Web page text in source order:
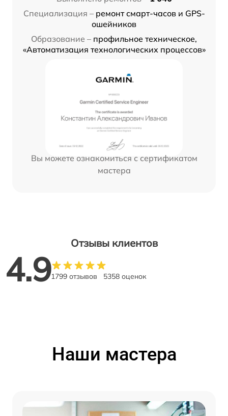
Специализация – ремонт смарт-часов и GPS-
ошейников
Образование – профильное техническое,
«Автоматизация технологических процессов»
Вы можете ознакомиться с сертификатом
мастера
Отзывы клиентов
4.91799 отзывов 5358 оценок
Наши мастера